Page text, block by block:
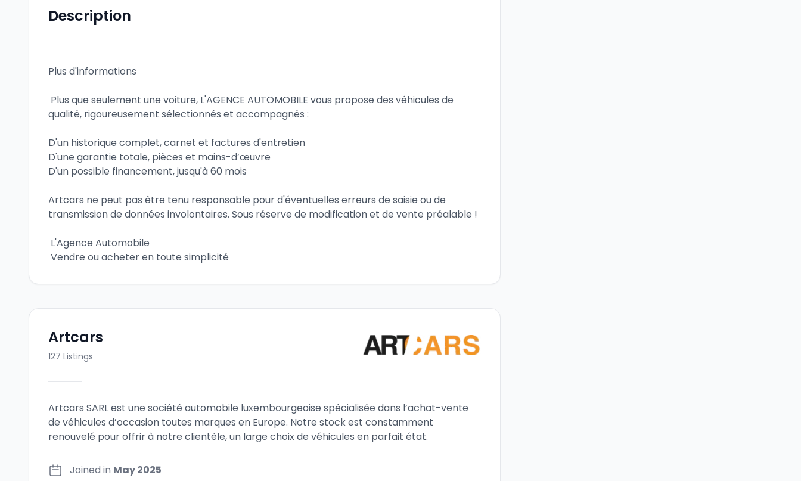
Description
Plus d'informations
qualité, rigoureusement sélectionnés et accompagnés :
D'un historique complet, carnet et factures d'entretien
D'une garantie totale, pièces et mains-d’œuvre
D'un possible financement, jusqu'à 60 mois
Artcars ne peut pas être tenu responsable pour d'éventuelles erreurs de saisie ou de
transmission de données involontaires. Sous réserve de modification et de vente préalable !
L'Agence Automobile
Vendre ou acheter en toute simplicité
Artcars
127 Listings
Artcars SARL est une société automobile luxembourgeoise spécialisée dans l’achat-vente
de véhicules d’occasion toutes marques en Europe. Notre stock est constamment
renouvelé pour offrir à notre clientèle, un large choix de véhicules en parfait état.
Joined in May 2025